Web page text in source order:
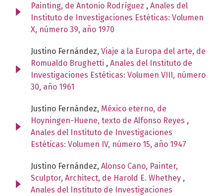
Painting, de Antonio Rodríguez , Anales del
Instituto de Investigaciones Estéticas: Volumen
X, número 39, año 1970
Justino Fernández, Viaje a la Europa del arte, de
Romualdo Brughetti , Anales del Instituto de
Investigaciones Estéticas: Volumen VIII, número
30, año 1961
Justino Fernández, México eterno, de
Hoyningen-Huene, texto de Alfonso Reyes ,
Anales del Instituto de Investigaciones
Estéticas: Volumen IV, número 15, año 1947
Justino Fernández, Alonso Cano, Painter,
Sculptor, Architect, de Harold E. Whethey ,
Anales del Instituto de Investigaciones